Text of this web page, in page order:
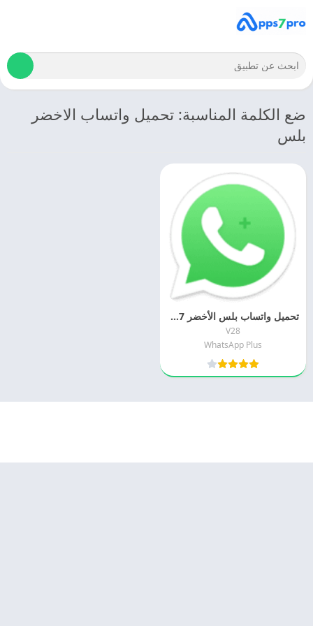
ضع الكلمة المناسبة: تحميل واتساب الاخضر
بلس
تحميل واتساب بلس الأخضر 2027 WhatsApp Plus اخر اصدار مجانا
V28
WhatsApp Plus